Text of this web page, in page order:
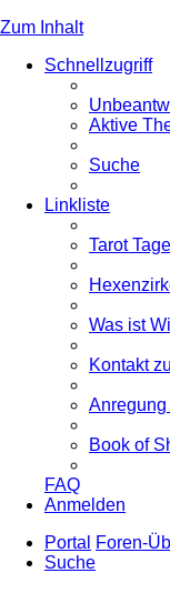
Zum Inhalt
Schnellzugriff
Aktive
Suche
Linkliste
Tarot
Was ist
Kontakt
Book of
FAQ
Anmelden
Portal
Foren-
Suche